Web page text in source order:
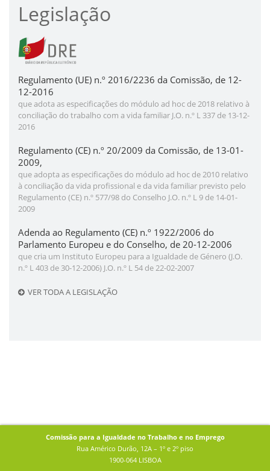
Legislação
Regulamento (UE) n.º 2016/2236 da Comissão, de 12-
12-2016
que adota as especificações do módulo ad hoc de 2018 relativo à
conciliação do trabalho com a vida familiar J.O. n.º L 337 de 13-12-
2016
Regulamento (CE) n.º 20/2009 da Comissão, de 13-01-
2009,
que adopta as especificações do módulo ad hoc de 2010 relativo
à conciliação da vida profissional e da vida familiar previsto pelo
Regulamento (CE) n.º 577/98 do Conselho J.O. n.º L 9 de 14-01-
2009
Adenda ao Regulamento (CE) n.º 1922/2006 do
Parlamento Europeu e do Conselho, de 20-12-2006
que cria um Instituto Europeu para a Igualdade de Género (J.O.
n.º L 403 de 30-12-2006) J.O. n.º L 54 de 22-02-2007
VER TODA A LEGISLAÇÃO
Comissão para a Igualdade no Trabalho e no Emprego
Rua Américo Durão, 12A – 1º e 2º piso
1900-064 LISBOA